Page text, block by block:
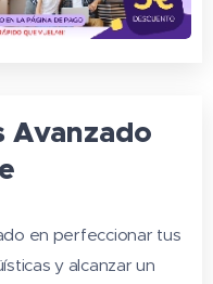
Avanzado
en perfeccionar tus
y alcanzar un